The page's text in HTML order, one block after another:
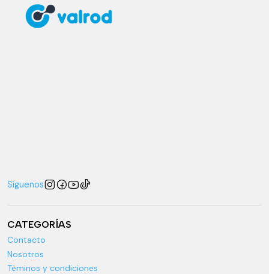
Síguenos
CATEGORÍAS
Contacto
Nosotros
Téminos y condiciones